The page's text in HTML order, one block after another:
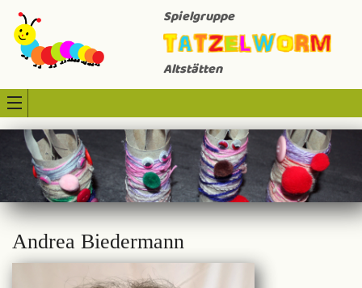
Spielgruppe
Altstätten
Andrea Biedermann